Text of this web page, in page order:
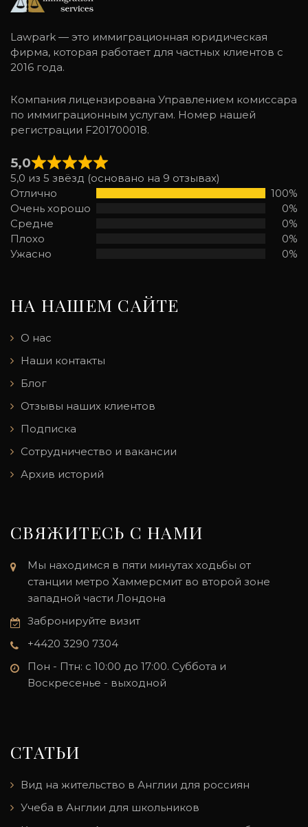
Lawpark — это иммиграционная юридическая
фирма, которая работает для частных клиентов с
2016 года.
Компания лицензирована Управлением комиссара
по иммиграционным услугам. Номер нашей
регистрации F201700018.
5,0
5,0 из 5 звёзд (основано на 9 отзывах)
Отлично
100%
Очень хорошо
0%
Средне
0%
Плохо
0%
Ужасно
0%
НА НАШЕМ САЙТЕ
О нас
Наши контакты
Блог
Отзывы наших клиентов
Подписка
Сотрудничество и вакансии
Архив историй
СВЯЖИТЕСЬ С НАМИ
Мы находимся в пяти минутах ходьбы от
станции метро Хаммерсмит во второй зоне
западной части Лондона
Забронируйте визит
+4420 3290 7304
Пон - Птн: с 10:00 до 17:00. Суббота и
Воскресенье - выходной
СТАТЬИ
Вид на жительство в Англии для россиян
Учеба в Англии для школьников